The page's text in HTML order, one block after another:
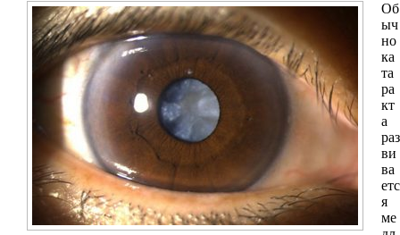
Об
ыч
но
ка
та
ра
кт
а
раз
ви
ва
етс
я
ме